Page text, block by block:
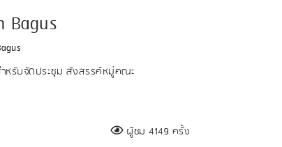
หรับจัดประชุม สังสรรค์หมู่คณะ
ผู้ชม 4149 ครั้ง